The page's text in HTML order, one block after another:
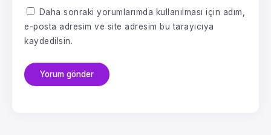
Daha sonraki yorumlarımda kullanılması için adım,
e-posta adresim ve site adresim bu tarayıcıya
kaydedilsin.